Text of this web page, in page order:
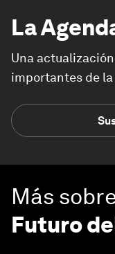
La
Una
importantes de
Más
Futuro